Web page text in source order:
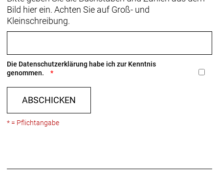
Bild hier ein. Achten Sie auf Groß- und
Kleinschreibung.
Die Datenschutzerklärung habe ich zur Kenntnis
genommen.
ABSCHICKEN
* = Pflichtangabe